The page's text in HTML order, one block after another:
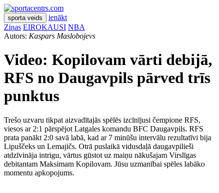
sporta veids
ienākt
Ziņas EIROKAUSI NBA
Autors: Kaspars Maslobojevs
Video: Kopilovam vārti debijā,
RFS no Daugavpils pārved trīs
punktus
Trešo uzvaru tikpat aizvadītajās spēlēs izcīnījusi čempione RFS,
viesos ar 2:1 pārspējot Latgales komandu BFC Daugavpils. RFS
prata panākt 2:0 savā labā, kad ar 7 minūšu intervālu rezultatīvi bija
Lipuščeks un Lemajičs. Otrā puslaikā vidusdaļā daugavpilieši
atdzīvināja intrigu, vārtus gūstot uz maiņu nākušajam Virslīgas
debitantam Maksimam Kopilovam. Jūsu uzmanībai spēles labāko
momentu apkopojums.